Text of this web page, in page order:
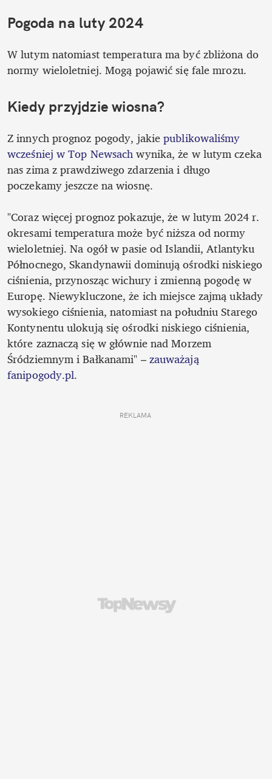
Pogoda na luty 2024
W lutym natomiast temperatura ma być zbliżona do
normy wieloletniej. Mogą pojawić się fale mrozu.
Kiedy przyjdzie wiosna?
Z innych prognoz pogody, jakie publikowaliśmy
wcześniej w Top Newsach wynika, że w lutym czeka
nas zima z prawdziwego zdarzenia i długo
poczekamy jeszcze na wiosnę.
"Coraz więcej prognoz pokazuje, że w lutym 2024 r.
okresami temperatura może być niższa od normy
wieloletniej. Na ogół w pasie od Islandii, Atlantyku
Północnego, Skandynawii dominują ośrodki niskiego
ciśnienia, przynosząc wichury i zmienną pogodę w
Europę. Niewykluczone, że ich miejsce zajmą układy
wysokiego ciśnienia, natomiast na południu Starego
Kontynentu ulokują się ośrodki niskiego ciśnienia,
które zaznaczą się w głównie nad Morzem
Śródziemnym i Bałkanami" – zauważają
fanipogody.pl.
REKLAMA